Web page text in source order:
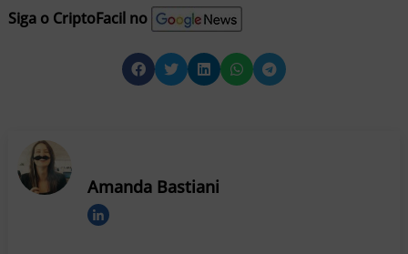
Siga o CriptoFacil no
Amanda Bastiani